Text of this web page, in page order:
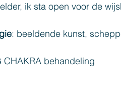
ik sta open voor de
: beeldende kunst,
CHAKRA behandeling